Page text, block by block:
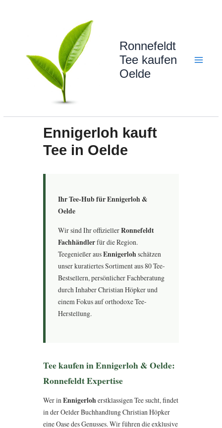
Ronnefeldt
Tee kaufen
Oelde
Ennigerloh kauft
Tee in Oelde
Ihr Tee-Hub für Ennigerloh &
Oelde
Wir sind Ihr offiziellerRonnefeldt
Fachhändlerfür die Region.
Teegenießer ausEnnigerlohschätzen
unser kuratiertes Sortiment aus 80 Tee-
Bestsellern, persönlicher Fachberatung
durch Inhaber Christian Höpker und
einem Fokus auf orthodoxe Tee-
Herstellung.
Tee kaufen in Ennigerloh & Oelde:
Ronnefeldt Expertise
Wer inEnnigerloherstklassigen Tee sucht, findet
in der Oelder Buchhandlung Christian Höpker
eine Oase des Genusses. Wir führen die exklusive